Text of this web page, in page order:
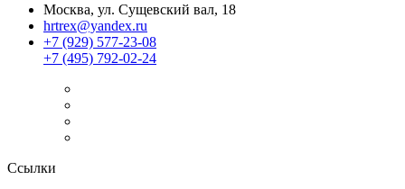
Москва, ул. Сущевский вал, 18
hrtrex@yandex.ru
+7 (929) 577-23-08
+7 (495) 792-02-24
Ссылки